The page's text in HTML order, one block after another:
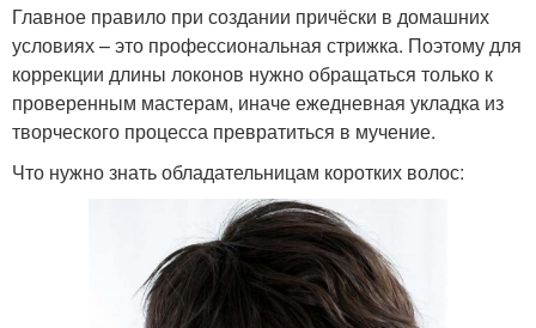
Главное правило при создании причёски в домашних
условиях – это профессиональная стрижка. Поэтому для
коррекции длины локонов нужно обращаться только к
проверенным мастерам, иначе ежедневная укладка из
творческого процесса превратиться в мучение.
Что нужно знать обладательницам коротких волос: